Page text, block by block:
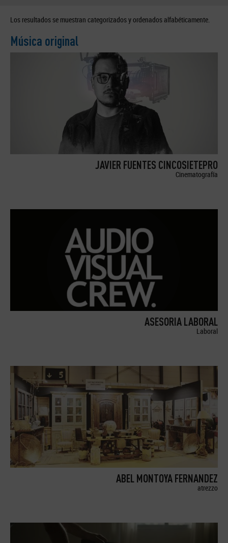
Los resultados se muestran categorizados y ordenados alfabéticamente.
Música original
JAVIER FUENTES CINCOSIETEPRO
Cinematografía
ASESORIA LABORAL
Laboral
ABEL MONTOYA FERNANDEZ
atrezzo